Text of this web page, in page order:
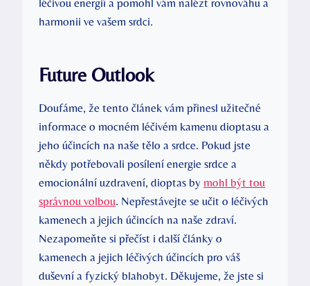
harmonii ve vašem srdci.
Future Outlook
Doufáme, že tento článek vám přinesl užitečné
informace o mocném léčivém kamenu dioptasu a
jeho účincích na naše tělo a srdce. Pokud jste
někdy potřebovali posílení energie srdce a
emocionální uzdravení, dioptas by mohl být tou
správnou volbou. Nepřestávejte se učit o léčivých
kamenech a jejich účincích na naše zdraví.
Nezapomeňte si přečíst i další články o
kamenech a jejich léčivých účincích pro váš
duševní a fyzický blahobyt. Děkujeme, že jste si